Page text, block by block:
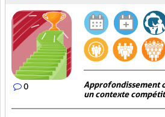
0
Approfondissement
un contexte